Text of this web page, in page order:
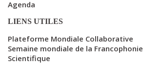
Agenda
LIENS UTILES
Plateforme Mondiale Collaborative
Semaine mondiale de la Francophonie
Scientifique